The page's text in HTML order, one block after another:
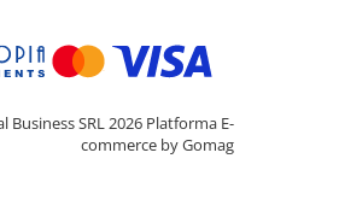
Business SRL 2026 Platforma E-
commerce by Gomag